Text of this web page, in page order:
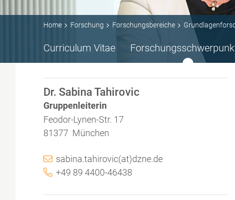
Home Forschung Forschungsbereiche
Curriculum Vitae
Dr. Sabina Tahirovic
Gruppenleiterin
Feodor-Lynen-Str. 17
81377 München
sabina.tahirovic(at)dzne.de
+49 89 4400-46438